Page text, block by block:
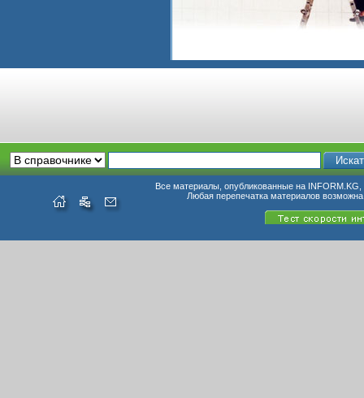
Все материалы, опубликованные на INFORM.KG,
Любая перепечатка материалов